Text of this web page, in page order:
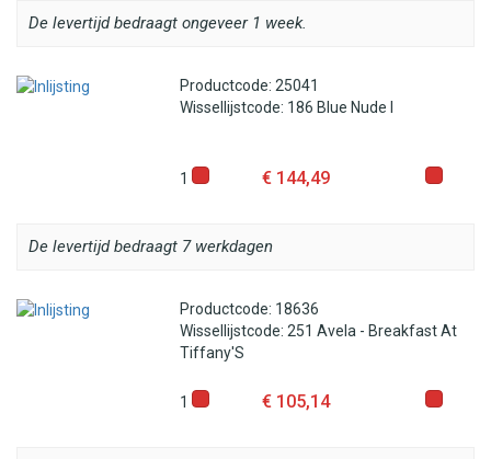
De levertijd bedraagt ongeveer 1 week.
Productcode: 25041
Wissellijstcode: 186 Blue Nude I
1 € 144,49
De levertijd bedraagt 7 werkdagen
Productcode: 18636
Wissellijstcode: 251 Avela - Breakfast At
Tiffany'S
1 € 105,14